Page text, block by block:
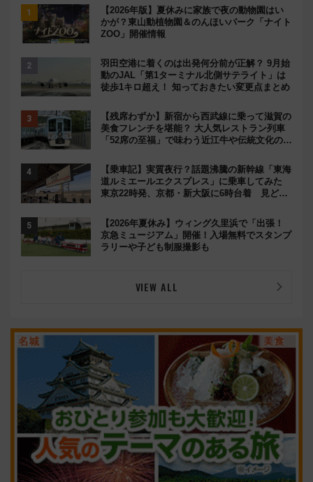
【2026年版】夏休みに家族で夜の動物園はい
かが？東山動植物園＆のんほいパーク「ナイト
ZOO」開催情報
羽田空港に着くのは出発何分前が正解？ 9月始
動のJAL「第1ターミナル北側サテライト」は
徒歩1キロ超え！ 知っておきたい変更点まとめ
【残席わずか】新宿から西武線に乗って滋賀の
美食フレンチを堪能？ 大人気レストラン列車
「52席の至福」で味わう近江牛や伝統文化の特
【乗車記】実質夜行？話題沸騰の新幹線「東海
道ルミエールエクスプレス」に乗車してみた
東京22時発、京都・新大阪に6時台着 見どこ
【2026年夏休み】ウィング久里浜で「出張！
京急ミュージアム」開催！入場無料でスタンプ
ラリーや子ども制服撮影も
VIEW ALL